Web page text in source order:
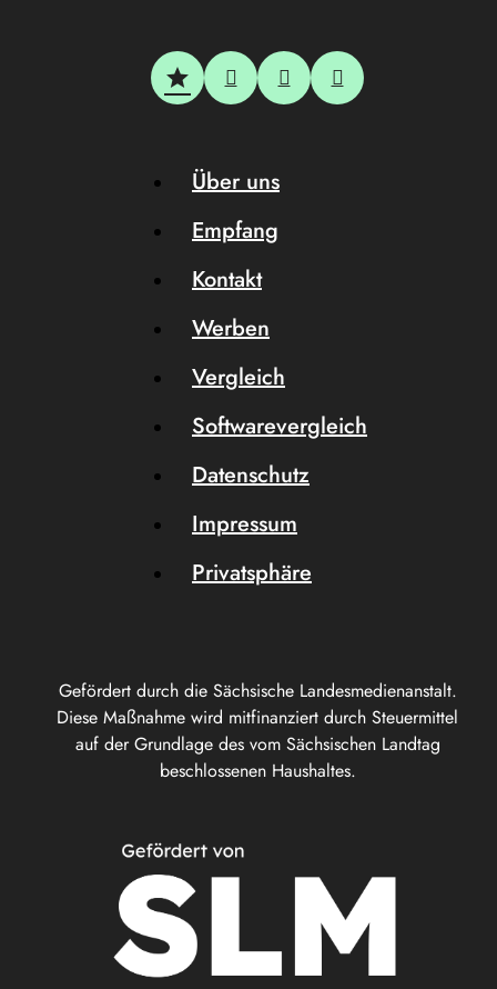
Gefördert durch die Sächsische Landesmedienanstalt.
Diese Maßnahme wird mitfinanziert durch Steuermittel
auf der Grundlage des vom Sächsischen Landtag
beschlossenen Haushaltes.
Über uns
Empfang
Kontakt
Werben
Vergleich
Softwarevergleich
Datenschutz
Impressum
Privatsphäre